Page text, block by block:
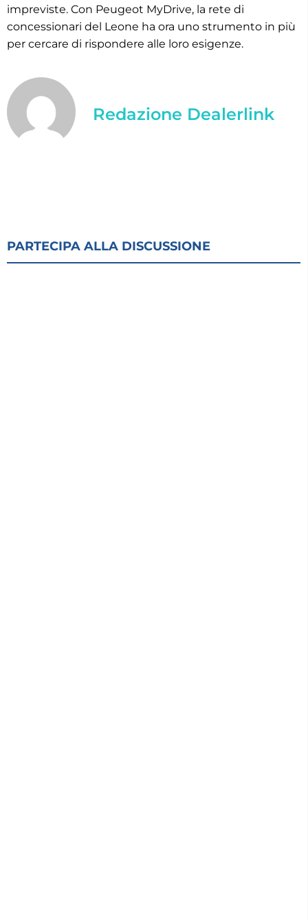
impreviste. Con Peugeot MyDrive, la rete di
concessionari del Leone ha ora uno strumento in più
per cercare di rispondere alle loro esigenze.
Redazione Dealerlink
PARTECIPA ALLA DISCUSSIONE